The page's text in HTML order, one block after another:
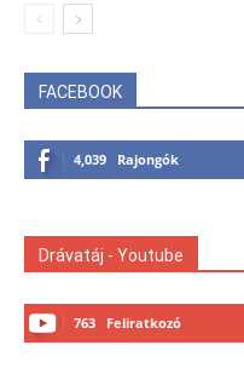
FACEBOOK
4,039 Rajongók
Drávatáj - Youtube
763 Feliratkozó